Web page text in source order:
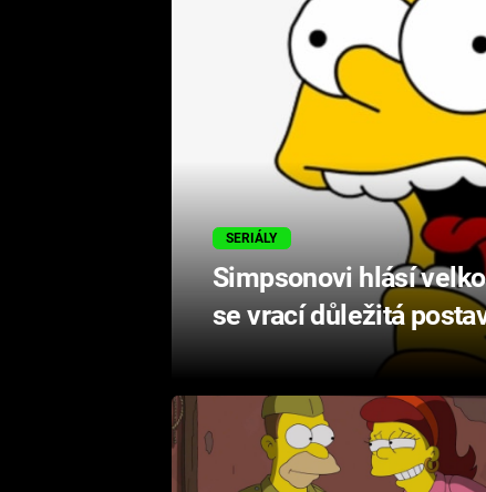
SERIÁLY
Simpsonovi hlásí
se vrací důležitá